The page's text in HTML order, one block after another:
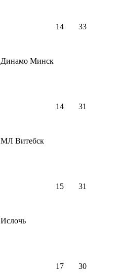
Динамо Минск
14 33
МЛ Витебск
14 31
Ислочь
15 31
17 30